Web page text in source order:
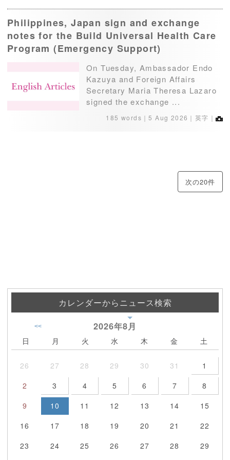
Philippines, Japan sign and exchange
notes for the Build Universal Health Care
Program (Emergency Support)
On Tuesday, Ambassador Endo
Kazuya and Foreign Affairs
Secretary Maria Theresa Lazaro
signed the exchange ...
185 words｜5 Aug 2026 ｜英字｜
次の20件
カレンダーからニュース検索
2026年8月
<<
日 月 火 水 木 金 土
26 27 28 29 30 31
1
2
3 4 5 6 7
8
9
10 11 12 13 14
15
16
17 18 19 20 21
22
23
24 25 26 27 28 29